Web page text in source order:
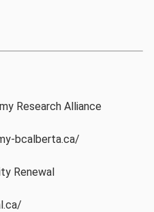
Research Alliance
bcalberta.ca/
Renewal